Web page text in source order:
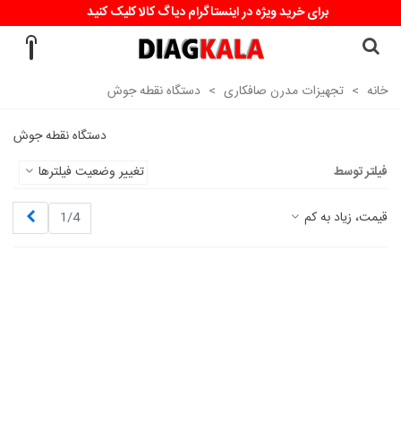
برای خرید ویژه در اینستاگرام دیاگ کالا کلیک کنید
خانه > تجهیزات مدرن صافکاری > دستگاه نقطه جوش
دستگاه نقطه جوش
فیلتر توسط
تغییر وضعیت فیلترها
قیمت، زیاد به کم 1/4